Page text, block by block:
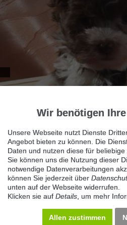
99099 Erfurt
gesunde, rassetypische Hunde zu
fröhlichen
Wir benötigen
Unsere Webseite nutzt Dienste
Angebot bieten zu können. Die
Daten und nutzen diese für
Sie können uns die Nutzung dieser
notwendige Datenverarbeitungen
können Sie jederzeit über
unten auf der Webseite widerrufen.
Klicken sie auf Details , um mehr
Allen zustimmen